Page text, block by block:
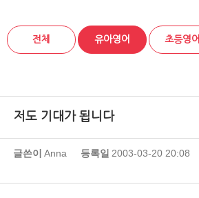
전체 유아영어 초등영어
저도 기대가 됩니다
글쓴이 Anna 등록일 2003-03-20 20:08